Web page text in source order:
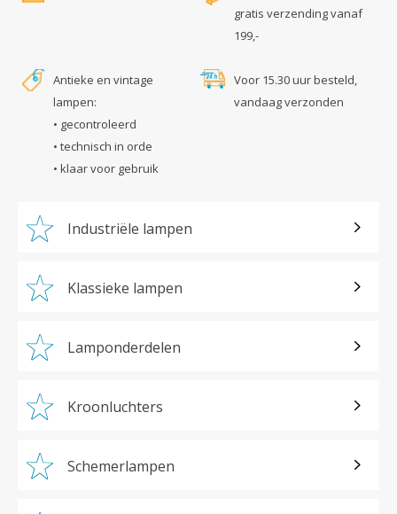
gratis verzending vanaf
199,-
Antieke en vintage
lampen:
• gecontroleerd
• technisch in orde
• klaar voor gebruik
Voor 15.30 uur besteld,
vandaag verzonden
Industriële lampen
Klassieke lampen
Lamponderdelen
Kroonluchters
Schemerlampen